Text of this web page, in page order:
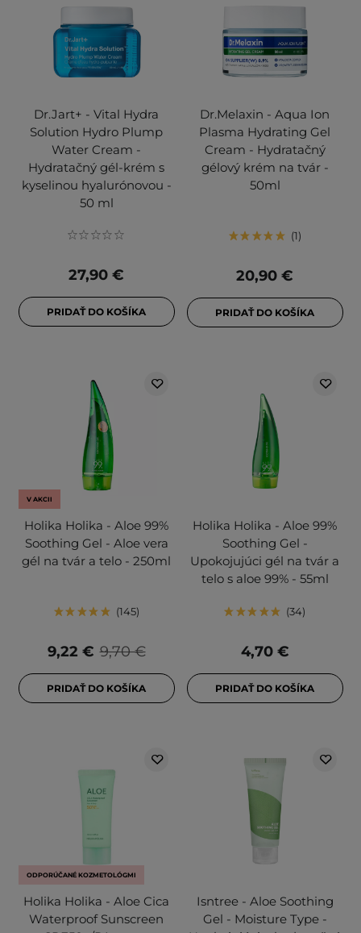
Dr.Jart+ - Vital Hydra
Solution Hydro Plump
Water Cream -
Hydratačný gél-krém s
kyselinou hyalurónovou -
50 ml
27,90 €
PRIDAŤ DO KOŠÍKA
Dr.Melaxin - Aqua Ion
Plasma Hydrating Gel
Cream - Hydratačný
gélový krém na tvár -
50ml
1
20,90 €
PRIDAŤ DO KOŠÍKA
V AKCII
Holika Holika - Aloe 99%
Soothing Gel - Aloe vera
gél na tvár a telo - 250ml
145
9,70 €
9,22 €
PRIDAŤ DO KOŠÍKA
Holika Holika - Aloe 99%
Soothing Gel -
Upokojujúci gél na tvár a
telo s aloe 99% - 55ml
34
4,70 €
PRIDAŤ DO KOŠÍKA
ODPORÚČANÉ KOZMETOLÓGMI
Holika Holika - Aloe Cica
Waterproof Sunscreen
Isntree - Aloe Soothing
Gel - Moisture Type -